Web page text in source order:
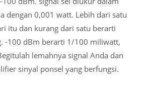
dengan 0,001 watt. Lebih dari satu
itu dan kurang dari satu berarti
-100 dBm berarti 1/100 miliwatt,
lemahnya signal Anda dan
sinyal ponsel yang berfungsi.